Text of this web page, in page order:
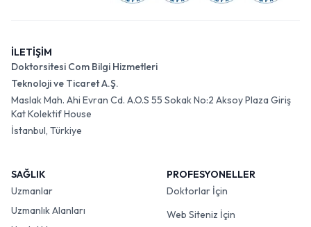
İLETİŞİM
Doktorsitesi Com Bilgi Hizmetleri
Teknoloji ve Ticaret A.Ş.
Maslak Mah. Ahi Evran Cd. A.O.S 55 Sokak No:2 Aksoy Plaza Giriş
Kat Kolektif House
İstanbul, Türkiye
SAĞLIK
Uzmanlar
Uzmanlık Alanları
PROFESYONELLER
Doktorlar İçin
Web Siteniz İçin